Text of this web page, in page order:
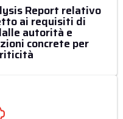
Report relativo
ai requisiti di
autorità e
concrete per